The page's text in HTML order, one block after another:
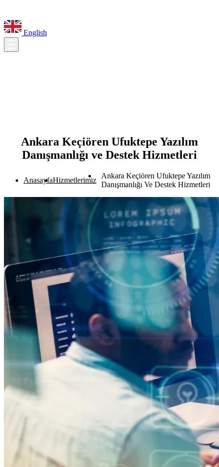
English
Ankara Keçiören Ufuktepe Yazılım
Danışmanlığı ve Destek Hizmetleri
AnasayfaHizmetlerimiz
Ankara Keçiören Ufuktepe Yazılım
Danışmanlığı Ve Destek Hizmetleri